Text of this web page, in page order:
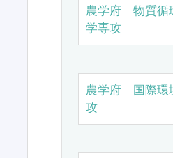
農学府 物質循
学専攻
農学府 国際環
攻